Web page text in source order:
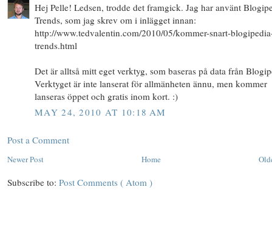
Hej Pelle! Ledsen, trodde det framgick. Jag har använt
Trends, som jag skrev om i inlägget innan:
http://www.tedvalentin.com/2010/05/kommer-snart-
trends.html
Det är alltså mitt eget verktyg, som baseras på data från
Verktyget är inte lanserat för allmänheten ännu, men kommer
lanseras öppet och gratis inom kort. :)
MAY 24, 2010 AT 10:18 AM
Post a Comment
Newer Post Home
Subscribe to: Post Comments ( Atom )